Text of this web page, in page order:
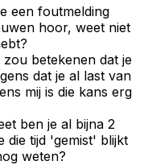
een foutmelding
hoor, weet niet
betekenen dat je
dat je al last van
mij is die kans erg
ben je al bijna 2
die tijd 'gemist' blijkt
weten?